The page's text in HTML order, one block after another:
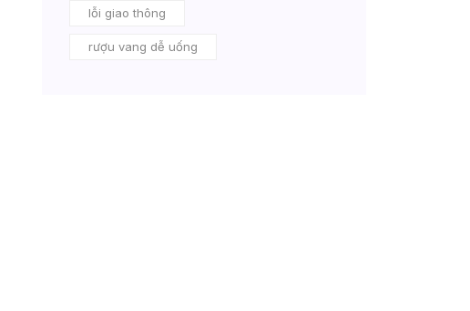
lỗi giao thông
rượu vang dễ uống